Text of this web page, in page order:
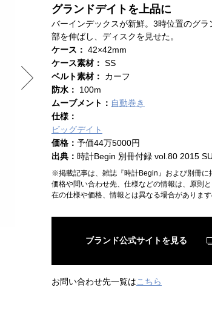
グランドデイトを上品に
バーインデックスが新鮮。3時位置のグ
部を伸ばし、ディスクを見せた。
ケース： 42×42mm
ケース素材： SS
ベルト素材： カーフ
防水： 100m
ムーブメント： 自動巻き
仕様：
ビッグデイト
価格： 予価44万5000円
出典： 時計Begin 別冊付録 vol.80 2015
※掲載記事は、雑誌『時計Begin』および別冊に
価格や問い合わせ先、仕様などの情報は、原則
在の仕様や価格、情報とは異なる場合がありま
ブランド公式サイトを見る
お問い合わせ先一覧はこちら